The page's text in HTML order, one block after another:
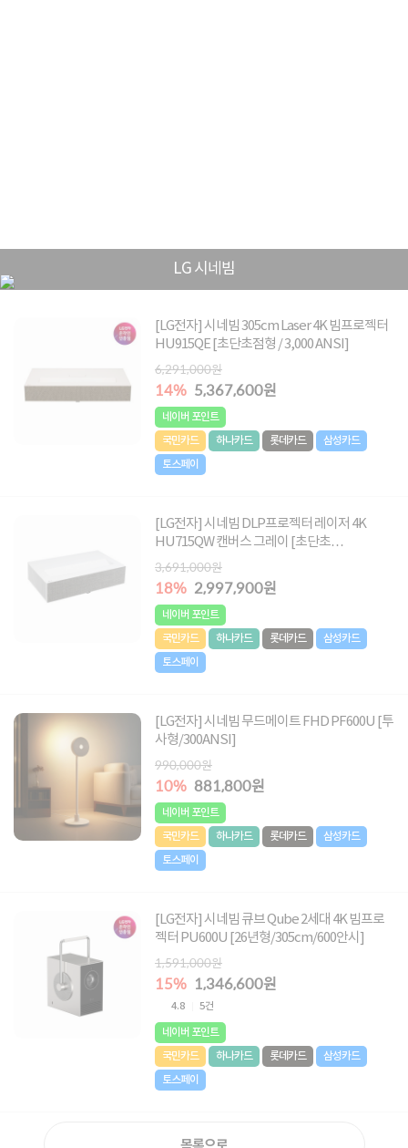
LG 시네빔
[LG전자] 시네빔 305cm Laser 4K 빔프로젝터
HU915QE [초단초점형 / 3,000 ANSI]
6,291,000원
14% 5,367,600원
네이버 포인트
국민카드
하나카드 롯데카드
삼성카드
토스페이
[LG전자] 시네빔 DLP프로젝터 레이저 4K
HU715QW 캔버스 그레이 [초단초
점/305cm/2,500안시]
3,691,000원
18% 2,997,900원
네이버 포인트
국민카드
하나카드 롯데카드
삼성카드
토스페이
[LG전자] 시네빔 무드메이트 FHD PF600U [투
사형/300ANSI]
990,000원
10% 881,800원
네이버 포인트
국민카드
하나카드 롯데카드
삼성카드
토스페이
[LG전자] 시네빔 큐브 Qube 2세대 4K 빔프로
젝터 PU600U [26년형/305cm/600안시]
1,591,000원
15% 1,346,600원
4.8 5건
네이버 포인트
국민카드
하나카드 롯데카드
삼성카드
토스페이